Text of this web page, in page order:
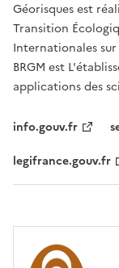
Géorisques est
Transition
Internationales
BRGM est
applications des
info.gouv.fr
legifrance.gouv.fr